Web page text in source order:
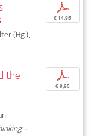
(Hg.),
p
€ 14,95
the
–
p
€ 9,95